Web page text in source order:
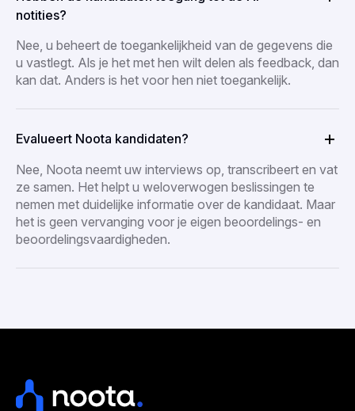
notities?
Nee, u beheert de toegankelijkheid van de gegevens die
u vastlegt. Als je het met hen wilt delen als feedback, dan
kan dat. Anders is het voor hen niet toegankelijk.
Evalueert Noota kandidaten?
Nee, Noota neemt uw interviews op, transcribeert en vat
ze samen. Het helpt u weloverwogen beslissingen te
nemen met duidelijke informatie over de kandidaat. Maar
het is geen vervanging voor je eigen beoordelings- en
beoordelingsvaardigheden.